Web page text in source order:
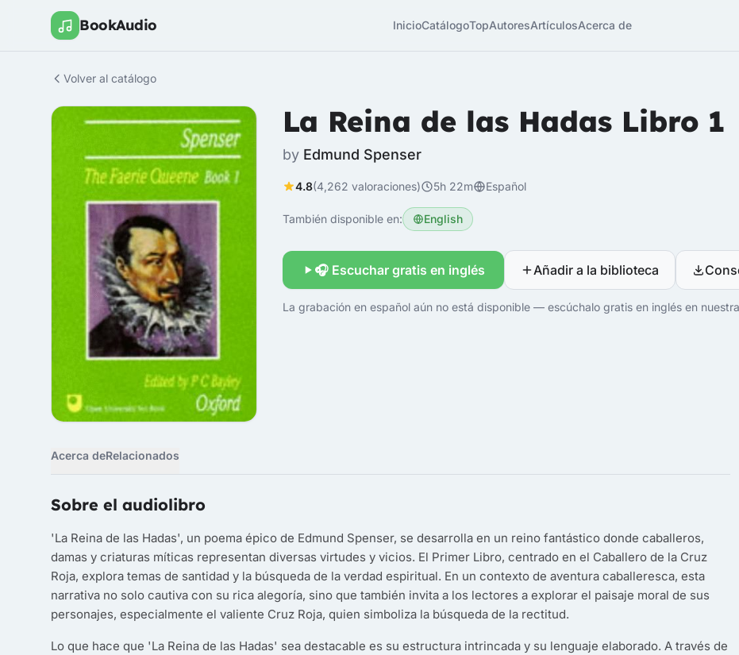
BookAudio InicioCatálogoTopAutoresArtículosAcerca de
Volver al catálogo
La Reina de las Hadas Libro 1
by Edmund Spenser
4.8(4,262 valoraciones) 5h 22m Español
También disponible en: English
🎧 Escuchar gratis en inglés Añadir a la biblioteca
La grabación en español aún no está disponible — escúchalo gratis en inglés en
Acerca deRelacionados
Sobre el audiolibro
'La Reina de las Hadas', un poema épico de Edmund Spenser, se desarrolla en un reino fantástico donde caballeros,
damas y criaturas míticas representan diversas virtudes y vicios. El Primer Libro, centrado en el Caballero de la Cruz
Roja, explora temas de santidad y la búsqueda de la verdad espiritual. En un contexto de aventura caballeresca, esta
narrativa no solo cautiva con su rica alegoría, sino que también invita a los lectores a explorar el paisaje moral de sus
personajes, especialmente el valiente Cruz Roja, quien simboliza la búsqueda de la rectitud.
Lo que hace que 'La Reina de las Hadas' sea destacable es su estructura intrincada y su lenguaje elaborado. A través de